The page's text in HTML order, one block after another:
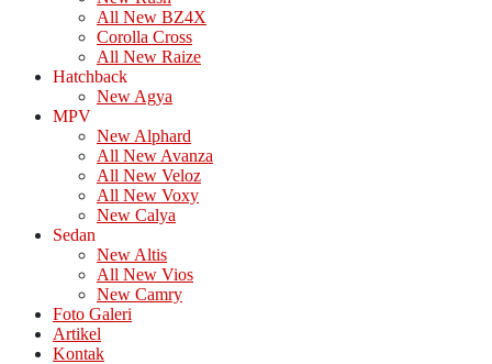
All New BZ4X
Corolla Cross
All New Raize
Hatchback
New Agya
MPV
New Alphard
All New Avanza
All New Veloz
All New Voxy
New Calya
Sedan
New Altis
All New Vios
New Camry
Foto Galeri
Artikel
Kontak